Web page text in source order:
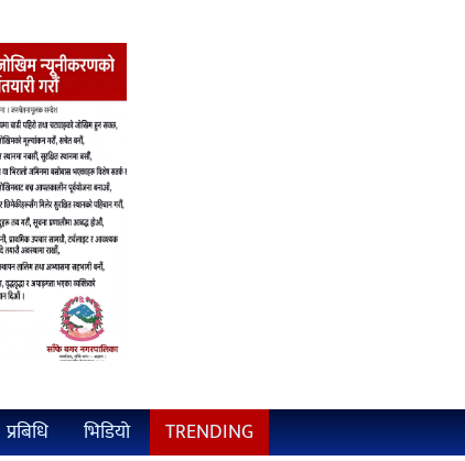
प्रबिधि भिडियो TRENDING